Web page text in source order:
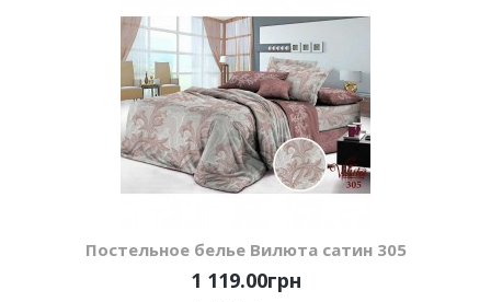
Постельное белье Вилюта сатин 305
1 119.00грн